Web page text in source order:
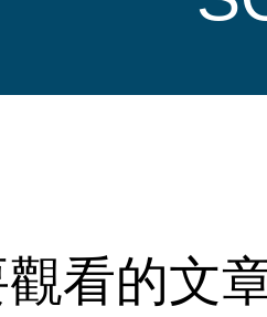
看的文